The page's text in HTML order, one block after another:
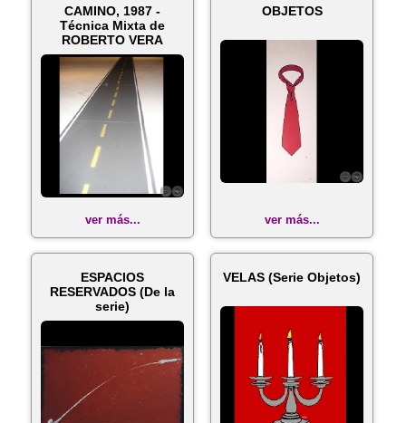
CAMINO, 1987 -
Técnica Mixta de
ROBERTO VERA
ver más...
OBJETOS
ver más...
ESPACIOS
RESERVADOS (De la
serie)
VELAS (Serie Objetos)